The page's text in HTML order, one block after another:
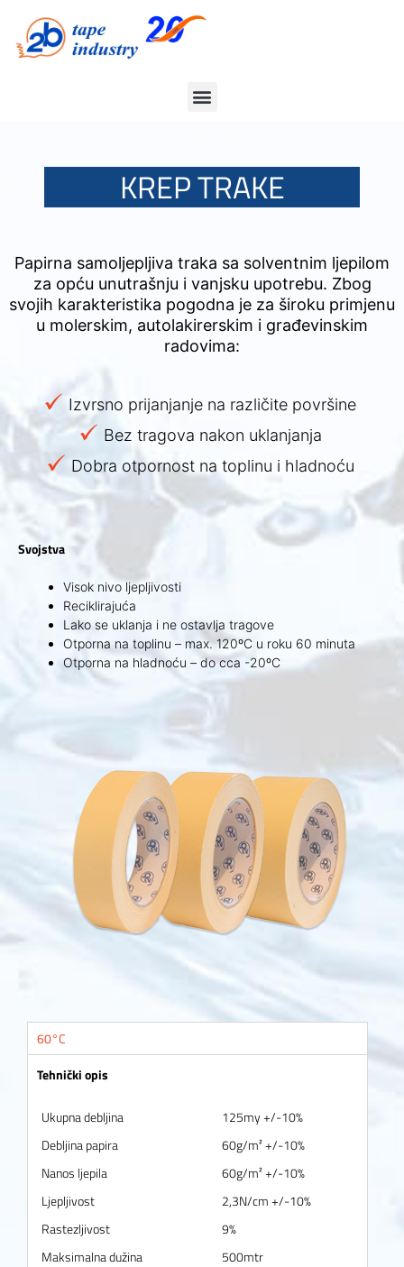
KREP TRAKE
Papirna samoljepljiva traka sa solventnim ljepilom
za opću unutrašnju i vanjsku upotrebu. Zbog
svojih karakteristika pogodna je za široku primjenu
u molerskim, autolakirerskim i građevinskim
radovima:
Izvrsno prijanjanje na različite površine
Bez tragova nakon uklanjanja
Dobra otpornost na toplinu i hladnoću
Svojstva
Visok nivo ljepljivosti
Reciklirajuća
Lako se uklanja i ne ostavlja tragove
Otporna na toplinu – max. 120ºC u roku 60 minuta
Otporna na hladnoću – do cca -20ºC
60°C
Tehnički opis
Ukupna debljina
125my +/-10%
Debljina papira
60g/m² +/-10%
Nanos ljepila
60g/m² +/-10%
Ljepljivost
2,3N/cm +/-10%
Rastezljivost
9%
Maksimalna dužina
500mtr